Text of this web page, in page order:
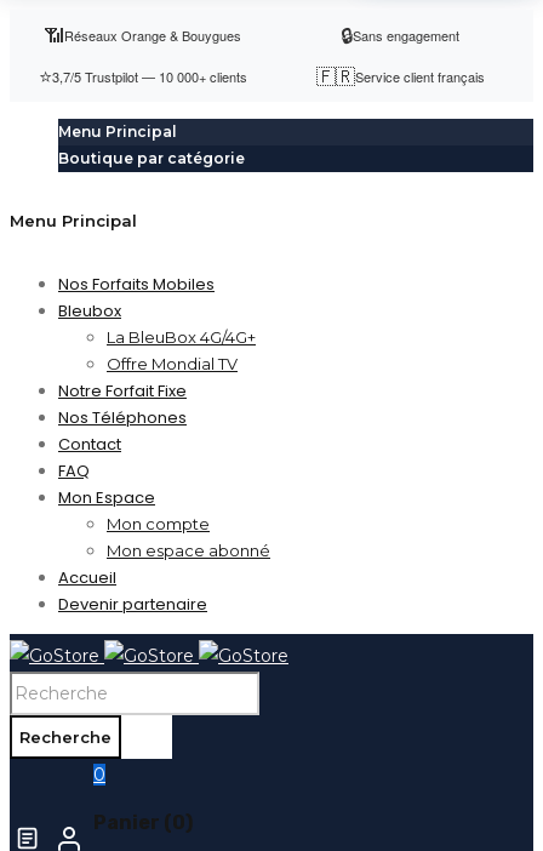
📶Réseaux Orange & Bouygues 🔒Sans engagement
⭐3,7/5 Trustpilot — 10 000+ clients 🇫🇷Service client français
Menu Principal
Boutique par catégorie
Menu Principal
Nos Forfaits Mobiles
Bleubox
La BleuBox 4G/4G+
Offre Mondial TV
Notre Forfait Fixe
Nos Téléphones
Contact
FAQ
Mon Espace
Mon compte
Mon espace abonné
Accueil
Devenir partenaire
0
Panier (0)